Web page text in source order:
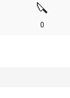
🔪
0